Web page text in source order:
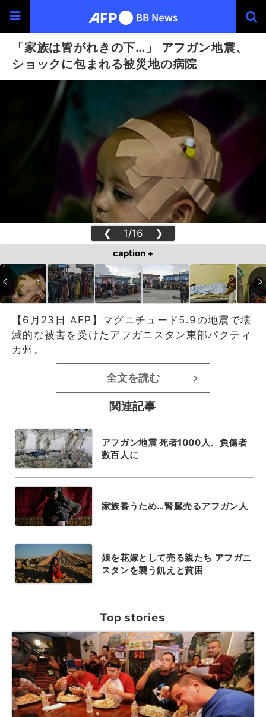
「家族は皆がれきの下…」 アフガン地震、
ショックに包まれる被災地の病院
❮ 1/16 ❯
caption +
【6月23日 AFP】マグニチュード5.9の地震で壊
滅的な被害を受けたアフガニスタン東部パクティ
カ州。
全文を読む >
関連記事
アフガン地震 死者1000人、負傷者
数百人に
家族養うため…腎臓売るアフガン人
娘を花嫁として売る親たち アフガニ
スタンを襲う飢えと貧困
Top stories